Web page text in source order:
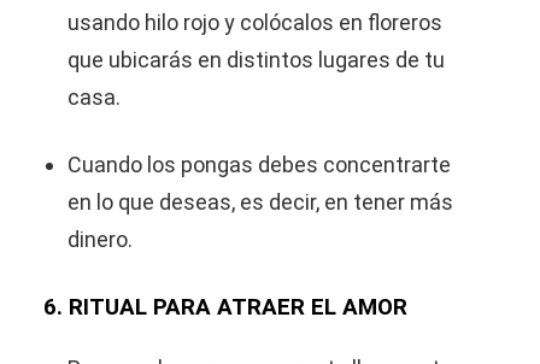
usando hilo rojo y colócalos en floreros
que ubicarás en distintos lugares de tu
casa.
Cuando los pongas debes concentrarte
en lo que deseas, es decir, en tener más
dinero.
6. RITUAL PARA ATRAER EL AMOR